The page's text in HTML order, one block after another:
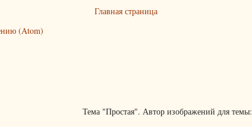
Главная страница
(Atom)
Тема "Простая". Автор изображений для темы: